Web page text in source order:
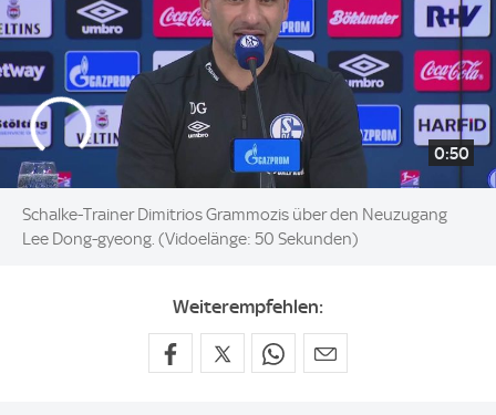
0:50
Schalke-Trainer Dimitrios Grammozis über den Neuzugang
Lee Dong-gyeong. (Vidoelänge: 50 Sekunden)
Weiterempfehlen: